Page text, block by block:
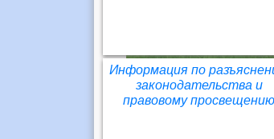
Информация по
законодательства и
правовому просвещению